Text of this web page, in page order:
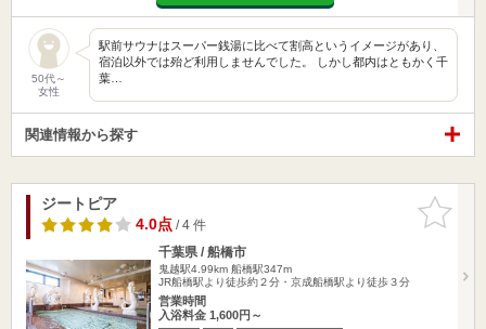
50代～
女性
駅前サウナはスーパー銭湯に比べて割高というイメージがあり、
宿泊以外では殆ど利用しませんでした。 しかし都内はともかく千
葉…
関連情報から探す
お気に入
りに追加
ジートピア
4.0点/ 4 件
千葉県 / 船橋市
鬼越駅4.99km 船橋駅347m
JR船橋駅より徒歩約２分・京成船橋駅より徒歩３分
営業時間
入浴料金 1,600円～